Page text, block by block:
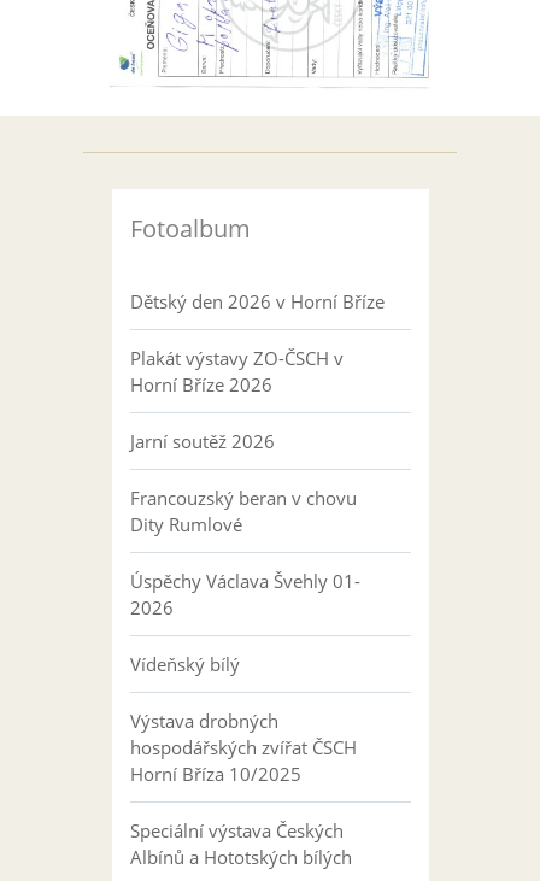
Fotoalbum
Dětský den 2026 v Horní Bříze
Plakát výstavy ZO-ČSCH v
Horní Bříze 2026
Jarní soutěž 2026
Francouzský beran v chovu
Dity Rumlové
Úspěchy Václava Švehly 01-
2026
Vídeňský bílý
Výstava drobných
hospodářských zvířat ČSCH
Horní Bříza 10/2025
Speciální výstava Českých
Albínů a Hototských bílých